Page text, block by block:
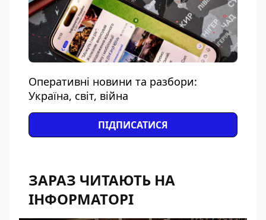
Оперативні новини та разбори:
Україна, світ, війна
ПІДПИСАТИСЯ
ЗАРАЗ ЧИТАЮТЬ НА
ІНФОРМАТОРІ